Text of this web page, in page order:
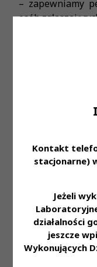
Kontakt
stacjonarne)
Jeżeli
działalności
jeszcze
Wykonujących
– zapewniamy
osób
Jak zgłosić
Wyślij
Jeśli to
Twoje